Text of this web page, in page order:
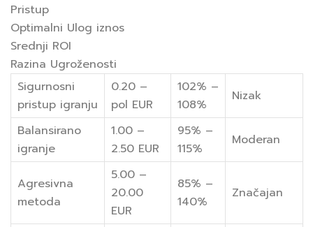
Pristup
Optimalni Ulog iznos
Srednji ROI
Razina Ugroženosti
Sigurnosni
pristup igranju
0.20 –
pol EUR
102% –
108%
Nizak
Balansirano
igranje
1.00 –
2.50 EUR
95% –
115%
Moderan
Agresivna
metoda
5.00 –
20.00
EUR
85% –
140%
Značajan